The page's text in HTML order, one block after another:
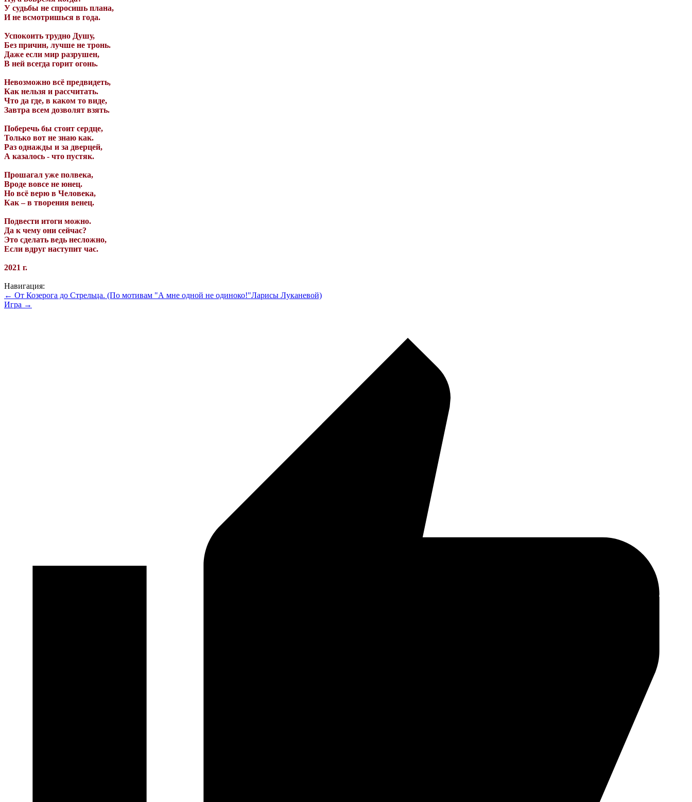
У судьбы не спросишь плана,
И не всмотришься в года.
Успокоить трудно Душу,
Без причин, лучше не тронь.
Даже если мир разрушен,
В ней всегда горит огонь.
Невозможно всё предвидеть,
Как нельзя и рассчитать.
Что да где, в каком то виде,
Завтра всем дозволят взять.
Поберечь бы стоит сердце,
Только вот не знаю как.
Раз однажды и за дверцей,
А казалось - что пустяк.
Прошагал уже полвека,
Вроде вовсе не юнец.
Но всё верю в Человека,
Как – в творения венец.
Подвести итоги можно.
Да к чему они сейчас?
Это сделать ведь несложно,
Если вдруг наступит час.
2021 г.
Навигация:
← От Козерога до Стрельца. (По мотивам "А мне одной не одиноко!"Ларисы Луканевой)
Игра →